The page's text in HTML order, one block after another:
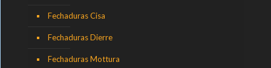
Fechaduras Cisa
Fechaduras Dierre
Fechaduras Mottura